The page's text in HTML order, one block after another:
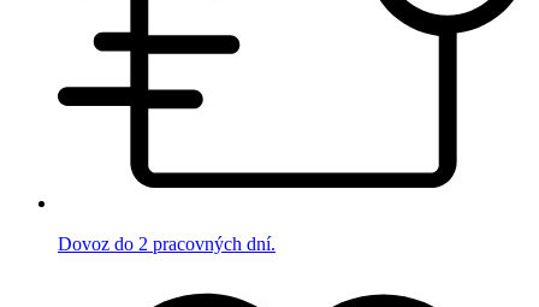
Dovoz do 2 pracovných dní.